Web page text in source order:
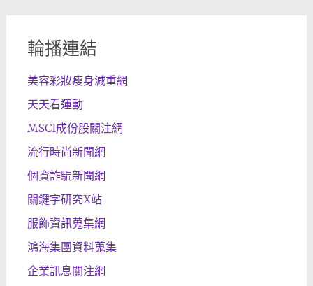
輪播連結
美容彩妝瘦身減重網
天天看運動
MSCI成份股關注網
流行時尚新聞網
個資詐騙新聞網
關鍵字研究X站
服飾資訊蒐集網
鴻海集團資料蒐集
企業訊息關注網